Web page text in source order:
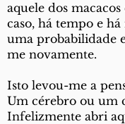
aquele dos
caso, há tempo e
uma probabilidade
me novamente.
Isto levou-me a
Um cérebro ou um
Infelizmente abri